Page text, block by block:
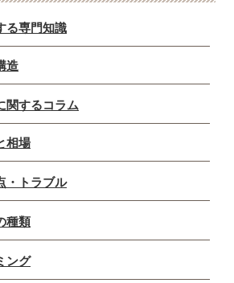
る専門知識
造
関するコラム
相場
・トラブル
種類
ング